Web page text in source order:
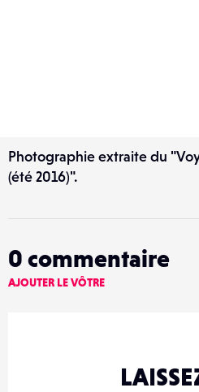
Photographie extraite du
(été 2016)".
0 commentaire
AJOUTER LE VÔTRE